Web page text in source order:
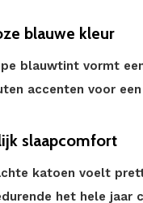
blauwe kleur
blauwtint vormt
accenten voor
slaapcomfort
katoen voelt
het hele jaar